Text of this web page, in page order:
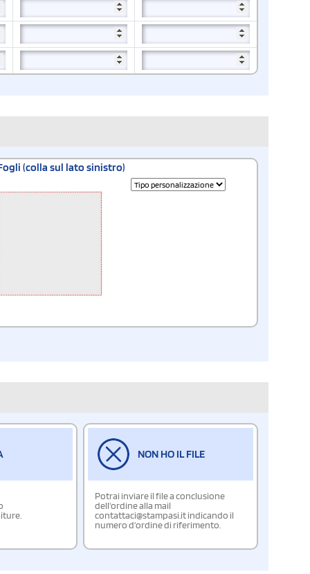
(colla sul lato sinistro)
NON HO IL FILE
Potrai inviare il file a conclusione
dell'ordine alla mail
contattaci@stampasi.it indicando il
numero d'ordine di riferimento.